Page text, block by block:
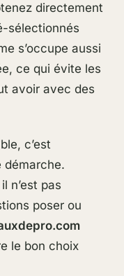
directement
sélectionnés
s’occupe aussi
ce qui évite les
avoir avec des
c’est
démarche.
n’est pas
poser ou
le bon choix